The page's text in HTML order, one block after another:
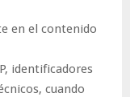
en el contenido
identificadores
cuando